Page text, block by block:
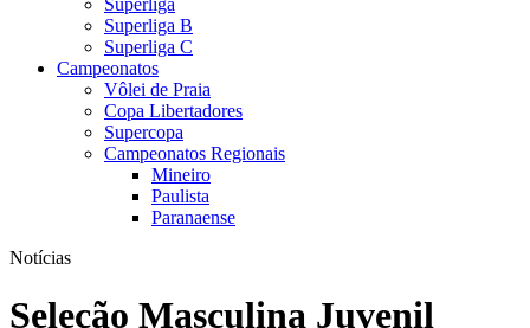
Superliga
Superliga B
Superliga C
Campeonatos
Vôlei de Praia
Copa Libertadores
Supercopa
Campeonatos Regionais
Mineiro
Paulista
Paranaense
Notícias
Seleção Masculina Juvenil